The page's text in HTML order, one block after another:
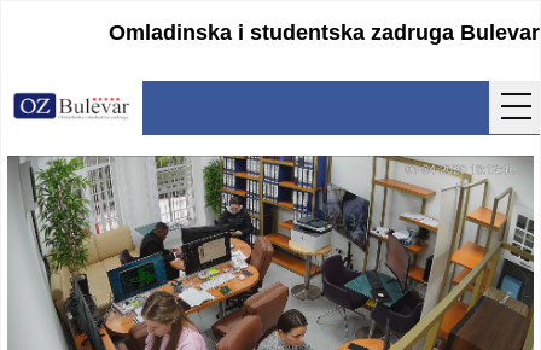
Omladinska i studentska zadruga Bulevar
Početna
Usluge
Uputstva
Cenovnik